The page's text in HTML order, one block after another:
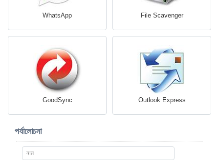
WhatsApp File Scavenger
GoodSync Outlook Express
পর্যালোচনা